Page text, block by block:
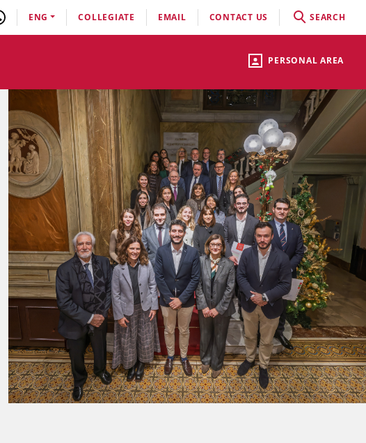
PERSONAL AREA
ENG COLLEGIATE EMAIL CONTACT US SEARCH